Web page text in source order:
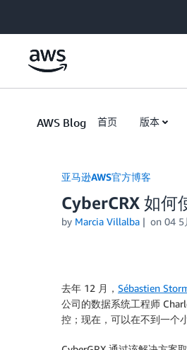
AWS Blog 首页 版本
亚马逊AWS官方博客
CyberCRX 如
by Marcia Villalba on 04 5
去年 12 月， Sébastien
公司的数据系统工程师
控；现在，可以在不到一个